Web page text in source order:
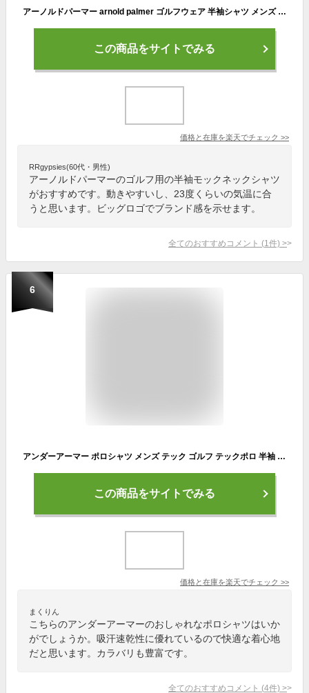
アーノルドパーマー arnold palmer ゴルフウェア 半袖シャツ メンズ ビッグロゴモックネック半袖シャツ AP220101B22【メール便可】 od
この商品をサイトでみる
価格と在庫を楽天でチェック >>
RRgypsies(60代・男性)
アーノルドパーマーのゴルフ用の半袖モックネックシャツ
がおすすめです。動きやすいし、23度くらいの気温に合
うと思います。ビッグロゴでブランド感を示せます。
全てのおすすめコメント (1 件) >
6
アンダーアーマー ポロシャツ メンズ テック ゴルフ テックポロ 半袖 UNDER ARMOUR TECH POLO SHIRT 1290140 全13色 ウエア ブランド トップス ヒートギア ゴルフウェア スポーツ トレーニング ジム
この商品をサイトでみる
価格と在庫を楽天でチェック >>
まくりん
こちらのアンダーアーマーのおしゃれなポロシャツはいか
がでしょうか。吸汗速乾性に優れているので快適な着心地
だと思います。カラバリも豊富です。
全てのおすすめコメント (4件) >